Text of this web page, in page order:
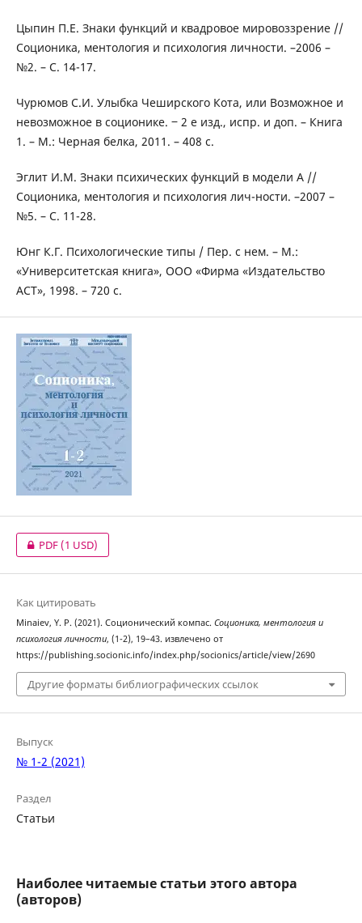
Цыпин П.Е. Знаки функций и квадровое мировоззрение //
Соционика, ментология и психология личности. –2006 –
№2. – С. 14-17.
Чурюмов С.И. Улыбка Чеширского Кота, или Возможное и
невозможное в соционике. ‒ 2 е изд., испр. и доп. – Книга
1. – М.: Черная белка, 2011. – 408 с.
Эглит И.М. Знаки психических функций в модели А //
Соционика, ментология и психология лич-ности. –2007 –
№5. – С. 11-28.
Юнг К.Г. Психологические типы / Пер. с нем. – М.:
«Университетская книга», ООО «Фирма «Издательство
АСТ», 1998. – 720 с.
PDF(1 USD)
Как цитировать
Minaiev, Y. P. (2021). Соционический компас. Соционика, ментология и
психология личности, (1-2), 19–43. извлечено от
https://publishing.socionic.info/index.php/socionics/article/view/2690
Другие форматы библиографических ссылок
Выпуск
№ 1-2 (2021)
Раздел
Статьи
Наиболее читаемые статьи этого автора
(авторов)